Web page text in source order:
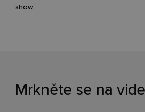
show.
Mrkněte se na